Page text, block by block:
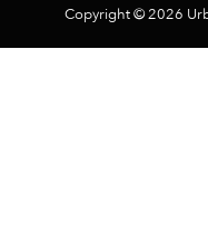
Copyright © 2026